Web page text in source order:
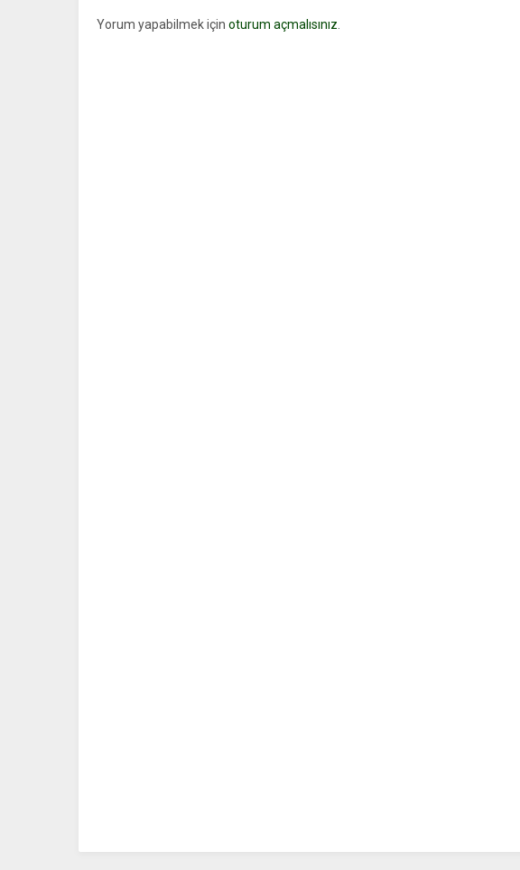
Yorum yapabilmek için oturum açmalısınız